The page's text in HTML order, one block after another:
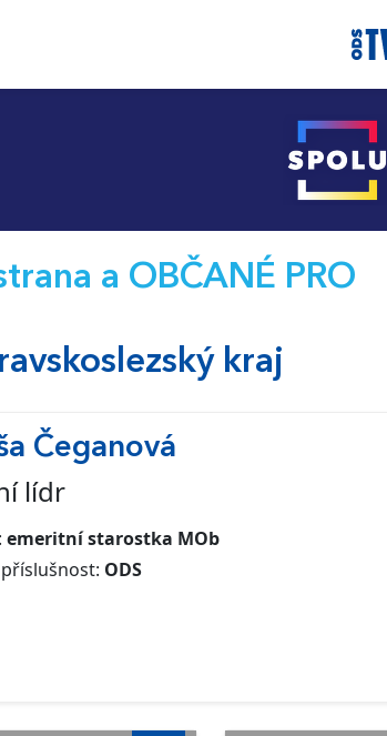
a OBČANÉ PRO
kraj
Čeganová
lídr
emeritní starostka MOb
ODS